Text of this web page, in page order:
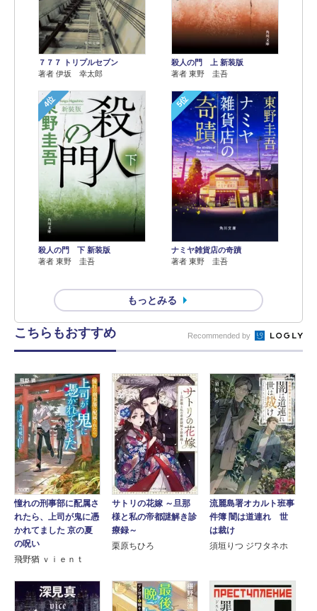
７７７ トリプルセブン
著者 伊坂 幸太郎
殺人の門 上 新装版
著者 東野 圭吾
4位
殺人の門 下 新装版
著者 東野 圭吾
5位
ナミヤ雑貨店の奇蹟
著者 東野 圭吾
もっとみる
こちらもおすすめ Recommended by
憧れの刑事部に配属さ
れたら、上司が鬼に憑
かれてました 京の夏
の呪い
飛野猶 ｖｉｅｎｔ
サトリの花嫁 ～旦那
様と私の帝都謎解き診
療録～
栗原ちひろ
流麗島署オカルト班事
件簿 闇は道連れ 世
は裁け
須垣りつ ジワタネホ